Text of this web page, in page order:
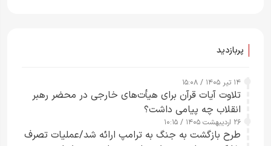
پربازدید
۱۴ تیر ۱۴۰۵ / ۱۵:۰۸
تلاوت آیات قرآن برای هیأت‌های خارجی در محضر رهبر
انقلاب چه پیامی داشت؟
۲۶ اردیبهشت ۱۴۰۵ / ۱۰:۱۵
طرح‌ بازگشت به جنگ به ترامپ ارائه شد/عملیات تصرف